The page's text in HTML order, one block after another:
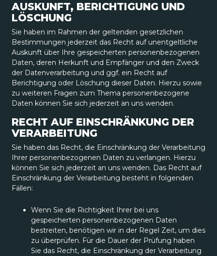
AUSKUNFT, BERICHTIGUNG UND
LÖSCHUNG
Sie haben im Rahmen der geltenden gesetzlichen
Bestimmungen jederzeit das Recht auf unentgeltliche
Auskunft über Ihre gespeicherten personenbezogenen
Daten, deren Herkunft und Empfänger und den Zweck
der Datenverarbeitung und ggf. ein Recht auf
Berichtigung oder Löschung dieser Daten. Hierzu sowie
zu weiteren Fragen zum Thema personenbezogene
Daten können Sie sich jederzeit an uns wenden.
RECHT AUF EINSCHRÄNKUNG DER
VERARBEITUNG
Sie haben das Recht, die Einschränkung der Verarbeitung
Ihrer personenbezogenen Daten zu verlangen. Hierzu
können Sie sich jederzeit an uns wenden. Das Recht auf
Einschränkung der Verarbeitung besteht in folgenden
Fällen:
Wenn Sie die Richtigkeit Ihrer bei uns
gespeicherten personenbezogenen Daten
bestreiten, benötigen wir in der Regel Zeit, um dies
zu überprüfen. Für die Dauer der Prüfung haben
Sie das Recht, die Einschränkung der Verarbeitung